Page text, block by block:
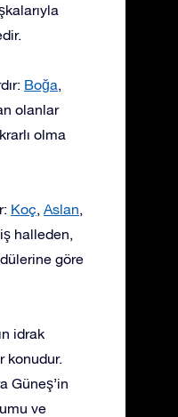
Boğa,
olanlar
olma
Koç, Aslan,
halleden,
göre
idrak
konudur.
Güneş’in
ve